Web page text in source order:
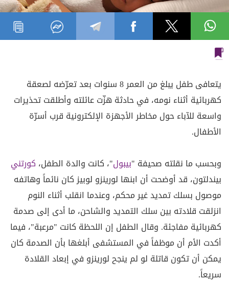
يتعافى طفل يبلغ من العمر 8 سنوات بعد تعرّضه لصعقة
كهربائية أثناء نومه، في حادثة هزّت عائلته وأطلقت تحذيرات
واسعة للآباء حول مخاطر الأجهزة الإلكترونية قرب أسرّة
الأطفال.
وبحسب ما نقلته صحيفة "بيبول"، كانت والدة الطفل، كورتني
بيندلتون، قد أوضحت أن ابنها لورينزو لوبيز كان نائماً وهاتفه
موصول بسلك تمديد غير محكم، وعندما انقلب أثناء النوم
انزلقت قلادته بين سلك التمديد والشاحن، ما أدى إلى صدمة
كهربائية مفاجئة. وقال الطفل إن اللحظة كانت "مرعبة"، فيما
أكدت الأم أن موظفاً في المستشفى أبلغها بأن الصدمة كان
يمكن أن تكون قاتلة لو لم ينجح لورينزو في إبعاد القلادة
سريعاً.